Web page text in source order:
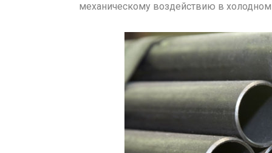
механическому воздействию в холодном